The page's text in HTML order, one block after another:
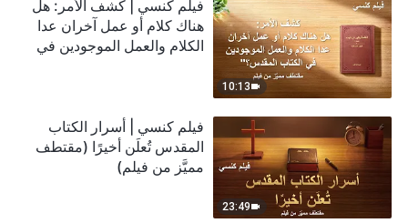
10:13
فيلم كنسي | كشف الأمر: هل
هناك كلام أو عمل آخران عدا
الكلام والعمل الموجودين في
23:49
فيلم كنسي | أسرار الكتاب
المقدس تُعلَن أخيرًا (مقتطف
مميَّز من فيلم)